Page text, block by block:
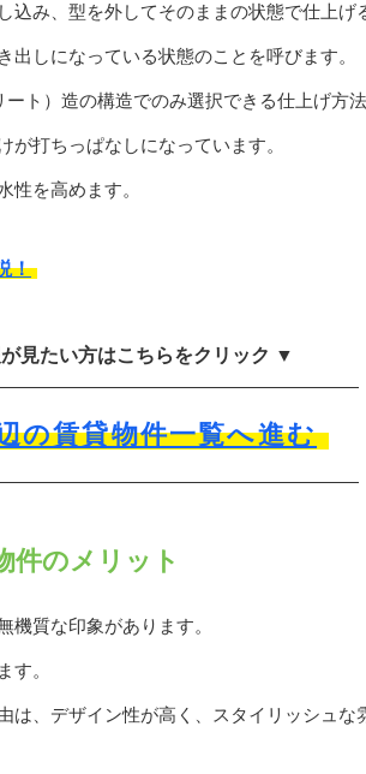
み、型を外してそのままの状態で仕上げ
しになっている状態のことを呼びます。
ト）造の構造でのみ選択できる仕上げ方法
打ちっぱなしになっています。
性を高めます。
！
見たい方はこちらをクリック ▼
の賃貸物件一覧へ進む
件のメリット
質な印象があります。
す。
、デザイン性が高く、スタイリッシュな